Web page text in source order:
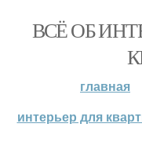
ВСЁ ОБ
главная
интерьер для